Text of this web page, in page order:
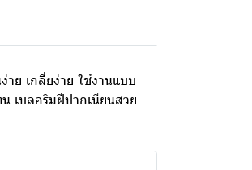
ย เกลี่ยง่าย ใช้งานแบบ
เบลอริมฝีปากเนียนสวย